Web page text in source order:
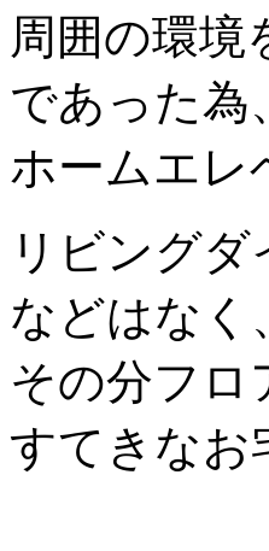
周囲の環境
であった為
ホームエレ
リビング
などはなく
その分フロ
すてきなお